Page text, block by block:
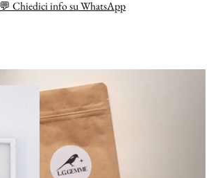
💬 Chiedici info su WhatsApp